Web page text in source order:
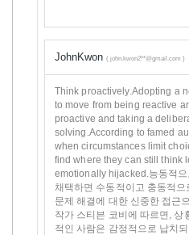
JohnKwon ( john.kwon2**@gmail.com )
Think proactively.Adopting a
to move from being reactive
proactive and taking a
solving.According to famed
when circumstances limit
find where they can still think
emotionally hijacked.능동적
채택하면 수동적이고 충동적
문제 해결에 대한 신중한 접근
작가 스티븐 코비에 따르면, 상
적인 사람은 감정적으로 납치